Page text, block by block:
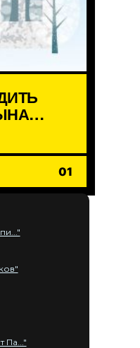
01
Па..."